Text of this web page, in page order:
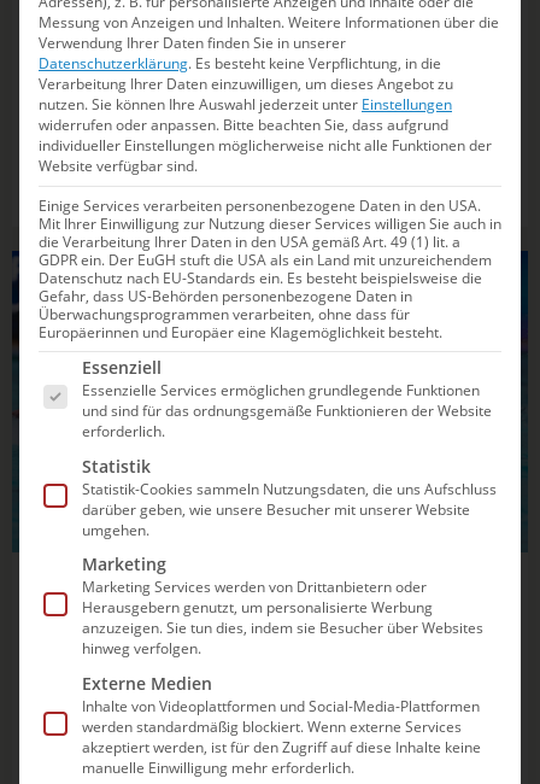
16.05.2026 21:00
Bochum schafft im ersten Finalspiel die
Überraschung
Starke Aufholjagd gegen Spandau sorgt für ein Ergebnis,
das es in der Bundesliga seit fast fünf Jahren nicht mehr
gegeben hat.
WASSERBALL
26.04.2026 15:01
Torfestival gegen die Gastgeberinnen:
Deutschland mit perfektem Weltcup-
Ausklang
Dem DSV-Team gelingt beim Turnier auf Malta der dritte
Sieg und damit im Endklassement Rang neun.
Messung von Anzeigen und Inhalten.Weitere Informationen über die
Verwendung Ihrer Daten finden Sie in unserer
Datenschutzerklärung. Es besteht keine Verpflichtung, in die
Verarbeitung Ihrer Daten einzuwilligen, um dieses Angebot zu
nutzen.Sie können Ihre Auswahl jederzeit unter Einstellungen
widerrufen oder anpassen. Bitte beachten Sie, dass aufgrund
individueller Einstellungen möglicherweise nicht alle Funktionen der
Website verfügbar sind.
Einige Services verarbeiten personenbezogene Daten in den USA.
Mit Ihrer Einwilligung zur Nutzung dieser Services willigen Sie auch in
die Verarbeitung Ihrer Daten in den USA gemäß Art. 49 (1) lit. a
GDPR ein. Der EuGH stuft die USA als ein Land mit unzureichendem
Datenschutz nach EU-Standards ein. Es besteht beispielsweise die
Gefahr, dass US-Behörden personenbezogene Daten in
Überwachungsprogrammen verarbeiten, ohne dass für
Europäerinnen und Europäer eine Klagemöglichkeit besteht.
Es folgt eine Liste der Service-Gruppen, für die
Essenziell
Essenzielle Services ermöglichen grundlegende Funktionen
und sind für das ordnungsgemäße Funktionieren der Website
erforderlich.
Statistik
Statistik-Cookies sammeln Nutzungsdaten, die uns Aufschluss
darüber geben, wie unsere Besucher mit unserer Website
umgehen.
Marketing
Marketing Services werden von Drittanbietern oder
Herausgebern genutzt, um personalisierte Werbung
anzuzeigen. Sie tun dies, indem sie Besucher über Websites
hinweg verfolgen.
Externe Medien
Inhalte von Videoplattformen und Social-Media-Plattformen
werden standardmäßig blockiert. Wenn externe Services
akzeptiert werden, ist für den Zugriff auf diese Inhalte keine
manuelle Einwilligung mehr erforderlich.